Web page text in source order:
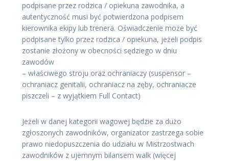
podpisane przez rodzica / opiekuna zawodnika, a
autentyczność musi być potwierdzona podpisem
kierownika ekipy lub trenera. Oświadczenie może być
podpisane tylko przez rodzica / opiekuna, jeżeli podpis
zostanie złożony w obecności sędziego w dniu
zawodów
– właściwego stroju oraz ochraniaczy (suspensor –
ochraniacz genitalii, ochraniacz na zęby, ochraniacze
piszczeli – z wyjątkiem Full Contact)
Jeżeli w danej kategorii wagowej będzie za dużo
zgłoszonych zawodników, organizator zastrzega sobie
prawo niedopuszczenia do udziału w Mistrzostwach
zawodników z ujemnym bilansem walk (więcej